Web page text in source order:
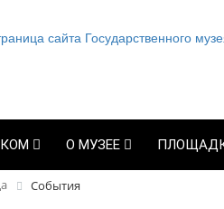
О МУЗЕЕ
События